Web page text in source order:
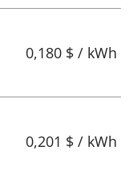
0,180 $ / kWh
0,201 $ / kWh